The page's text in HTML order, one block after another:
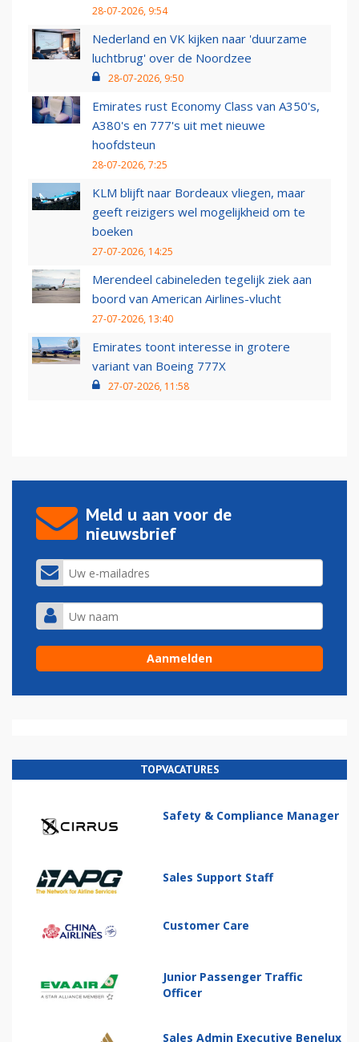
28-07-2026, 9:54
Nederland en VK kijken naar 'duurzame
luchtbrug' over de Noordzee
28-07-2026, 9:50
Emirates rust Economy Class van A350's,
A380's en 777's uit met nieuwe
hoofdsteun
28-07-2026, 7:25
KLM blijft naar Bordeaux vliegen, maar
geeft reizigers wel mogelijkheid om te
boeken
27-07-2026, 14:25
Merendeel cabineleden tegelijk ziek aan
boord van American Airlines-vlucht
27-07-2026, 13:40
Emirates toont interesse in grotere
variant van Boeing 777X
27-07-2026, 11:58
Meld u aan voor de
nieuwsbrief
TOPVACATURES
Safety & Compliance Manager
Sales Support Staff
Customer Care
Junior Passenger Traffic
Officer
Sales Admin Executive Benelux